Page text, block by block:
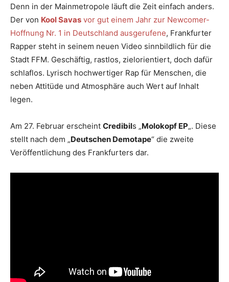
Denn in der Mainmetropole läuft die Zeit einfach anders.
Der von Kool Savas vor gut einem Jahr zur Newcomer-
Hoffnung Nr. 1 in Deutschland ausgerufene, Frankfurter
Rapper steht in seinem neuen Video sinnbildlich für die
Stadt FFM. Geschäftig, rastlos, zielorientiert, doch dafür
schlaflos. Lyrisch hochwertiger Rap für Menschen, die
neben Attitüde und Atmosphäre auch Wert auf Inhalt
legen.
Am 27. Februar erscheint Credibils „Molokopf EP„. Diese
stellt nach dem „Deutschen Demotape“ die zweite
Veröffentlichung des Frankfurters dar.